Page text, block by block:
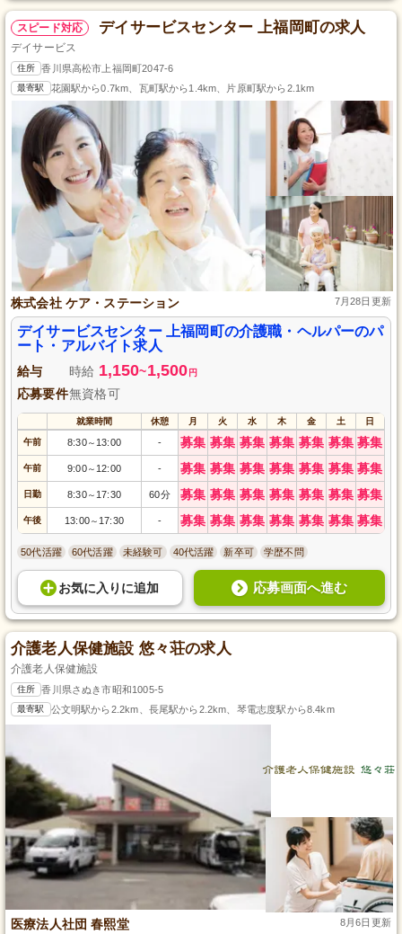
スピード対応 デイサービスセンター 上福岡町の求人
デイサービス
住所 香川県高松市上福岡町2047-6
最寄駅 花園駅から0.7km、瓦町駅から1.4km、片原町駅から2.1km
株式会社 ケア・ステーション 7月28日更新
デイサービスセンター 上福岡町の介護職・ヘルパーのパ
ート・アルバイト求人
給与 時給 1,150~1,500 円
応募要件無資格可
就業時間 休憩 月 火 水 木 金 土 日
午前 8:30～ 13:00 - 募集 募集 募集 募集 募集 募集 募集
午前 9:00～ 12:00 - 募集 募集 募集 募集 募集 募集 募集
日勤 8:30～ 17:30 60分 募集 募集 募集 募集 募集 募集 募集
午後 13:00～ 17:30 - 募集 募集 募集 募集 募集 募集 募集
50代活躍 60代活躍 未経験可 40代活躍 新卒可 学歴不問
お気に入り に追加 応募画面へ進む
介護老人保健施設 悠々荘の求人
介護老人保健施設
住所 香川県さぬき市昭和1005-5
最寄駅 公文明駅から2.2km、長尾駅から2.2km、琴電志度駅から8.4km
医療法人社団 春熙堂 8月6日更新